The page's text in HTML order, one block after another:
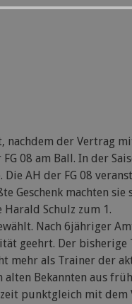
nachdem der Vertrag
08 am Ball. In der
AH der FG 08
Geschenk machten sie
Schulz zum 1.
Nach 6jähriger
geehrt. Der bisherige
mehr als Trainer der
Bekannten aus
punktgleich mit dem